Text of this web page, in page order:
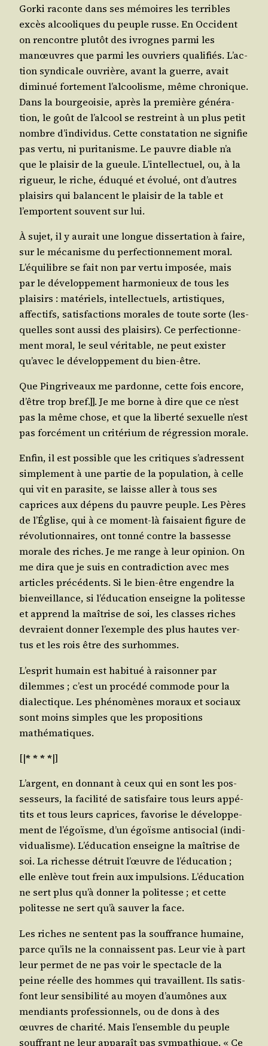
Gor­ki raconte dans ses mémoires les ter­ribles
excès alcoo­liques du peuple russe. En Occi­dent
on ren­contre plu­tôt des ivrognes par­mi les
manœuvres que par­mi les ouvriers qua­li­fiés. L’ac­
tion syn­di­cale ouvrière, avant la guerre, avait
dimi­nué for­te­ment l’al­coo­lisme, même chro­nique.
Dans la bour­geoi­sie, après la pre­mière géné­ra­
tion, le goût de l’al­cool se res­treint à un plus petit
nombre d’in­di­vi­dus. Cette consta­ta­tion ne signi­fie
pas ver­tu, ni puri­ta­nisme. Le pauvre diable n’a
que le plai­sir de la gueule. L’in­tel­lec­tuel, ou, à la
rigueur, le riche, édu­qué et évo­lué, ont d’autres
plai­sirs qui balancent le plai­sir de la table et
l’emportent sou­vent sur lui.
À sujet, il y aurait une longue dis­ser­ta­tion à faire,
sur le méca­nisme du per­fec­tion­ne­ment moral.
L’é­qui­libre se fait non par ver­tu impo­sée, mais
par le déve­lop­pe­ment har­mo­nieux de tous les
plai­sirs : maté­riels, intel­lec­tuels, artis­tiques,
affec­tifs, satis­fac­tions morales de toute sorte (les­
quelles sont aus­si des plai­sirs). Ce per­fec­tion­ne­
ment moral, le seul véri­table, ne peut exis­ter
qu’a­vec le déve­lop­pe­ment du bien-être.
Que Pin­gri­veaux me par­donne, cette fois encore,
d’être trop bref.]]. Je me borne à dire que ce n’est
pas la même chose, et que la liber­té sexuelle n’est
pas for­cé­ment un cri­té­rium de régres­sion morale.
Enfin, il est pos­sible que les cri­tiques s’a­dressent
sim­ple­ment à une par­tie de la popu­la­tion, à celle
qui vit en para­site, se laisse aller à tous ses
caprices aux dépens du pauvre peuple. Les Pères
de l’É­glise, qui à ce moment-là fai­saient figure de
révo­lu­tion­naires, ont ton­né contre la bas­sesse
morale des riches. Je me range à leur opi­nion. On
me dira que je suis en contra­dic­tion avec mes
articles pré­cé­dents. Si le bien-être engendre la
bien­veillance, si l’é­du­ca­tion enseigne la poli­tesse
et apprend la maî­trise de soi, les classes riches
devraient don­ner l’exemple des plus hautes ver­
tus et les rois être des surhommes.
L’es­prit humain est habi­tué à rai­son­ner par
dilemmes ; c’est un pro­cé­dé com­mode pour la
dia­lec­tique. Les phé­no­mènes moraux et sociaux
sont moins simples que les pro­po­si­tions
mathématiques.
[|* * * *|]
L’argent, en don­nant à ceux qui en sont les pos­
ses­seurs, la faci­li­té de satis­faire tous leurs appé­
tits et tous leurs caprices, favo­rise le déve­lop­pe­
ment de l’é­goïsme, d’un égoïsme anti­so­cial (indi­
vi­dua­lisme). L’é­du­ca­tion enseigne la maî­trise de
soi. La richesse détruit l’œuvre de l’é­du­ca­tion ;
elle enlève tout frein aux impul­sions. L’é­du­ca­tion
ne sert plus qu’à don­ner la poli­tesse ; et cette
poli­tesse ne sert qu’à sau­ver la face.
Les riches ne sentent pas la souf­france humaine,
parce qu’ils ne la connaissent pas. Leur vie à part
leur per­met de ne pas voir le spec­tacle de la
peine réelle des hommes qui tra­vaillent. Ils satis­
font leur sen­si­bi­li­té au moyen d’au­mônes aux
men­diants pro­fes­sion­nels, ou de dons à des
œuvres de cha­ri­té. Mais l’en­semble du peuple
souf­frant ne leur appa­raît pas sym­pa­thique. « Ce